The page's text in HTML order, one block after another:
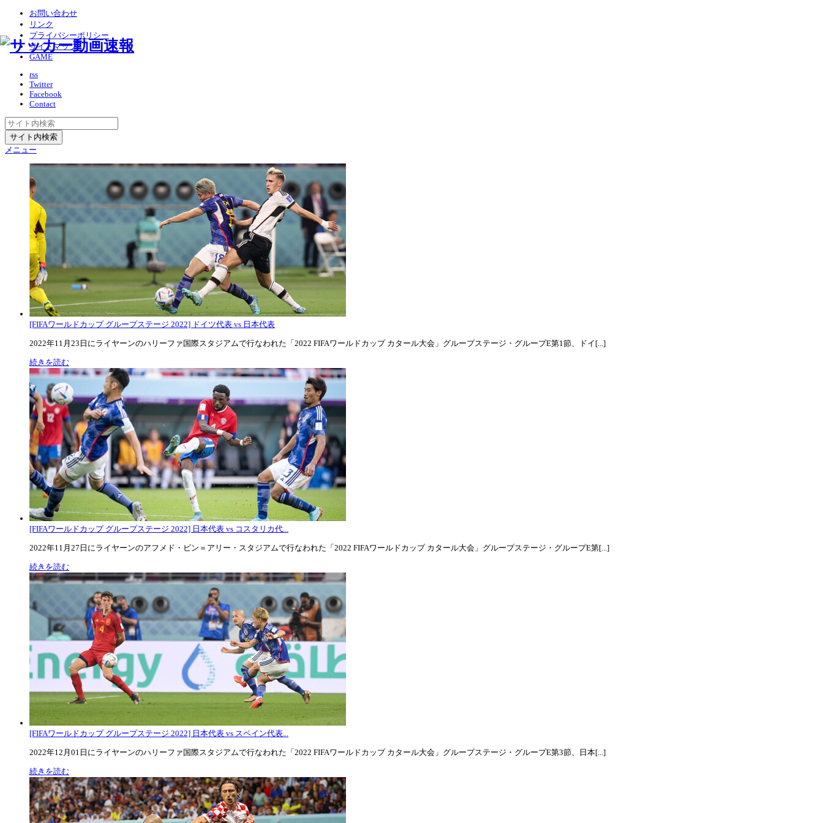
お問い合わせ
リンク
プライバシーポリシー
サイトマップ
GAME
rss
Twitter
Facebook
Contact
メニュー
[FIFAワールドカップ グループステージ 2022] ドイツ代表 vs 日本代表
2022年11月23日にライヤーンのハリーファ国際スタジアムで行なわれた「2022 FIFAワールドカップ カタール大会」グループステージ・グループE第1節、ドイ[...]
続きを読む
[FIFAワールドカップ グループステージ 2022] 日本代表 vs コスタリカ代...
2022年11月27日にライヤーンのアフメド・ビン＝アリー・スタジアムで行なわれた「2022 FIFAワールドカップ カタール大会」グループステージ・グループE第[...]
続きを読む
[FIFAワールドカップ グループステージ 2022] 日本代表 vs スペイン代表...
2022年12月01日にライヤーンのハリーファ国際スタジアムで行なわれた「2022 FIFAワールドカップ カタール大会」グループステージ・グループE第3節、日本[...]
続きを読む